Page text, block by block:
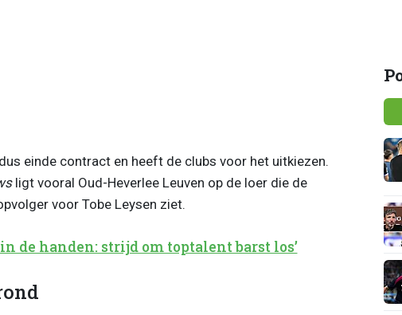
einde contract en heeft de clubs voor het uitkiezen.
ligt vooral Oud-Heverlee Leuven op de loer die de
voor Tobe Leysen ziet.
de handen: strijd om toptalent barst los’